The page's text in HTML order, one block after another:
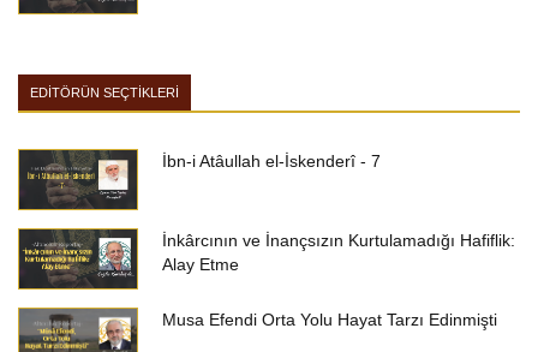
EDİTÖRÜN SEÇTİKLERİ
İbn-i Atâullah el-İskenderî - 7
İnkârcının ve İnançsızın Kurtulamadığı Hafiflik:
Alay Etme
Musa Efendi Orta Yolu Hayat Tarzı Edinmişti